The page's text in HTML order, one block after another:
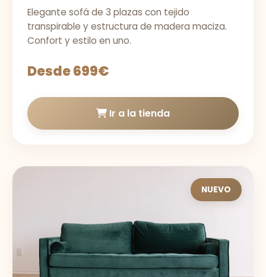
Elegante sofá de 3 plazas con tejido
transpirable y estructura de madera maciza.
Confort y estilo en uno.
Desde 699€
Ir a la tienda
NUEVO